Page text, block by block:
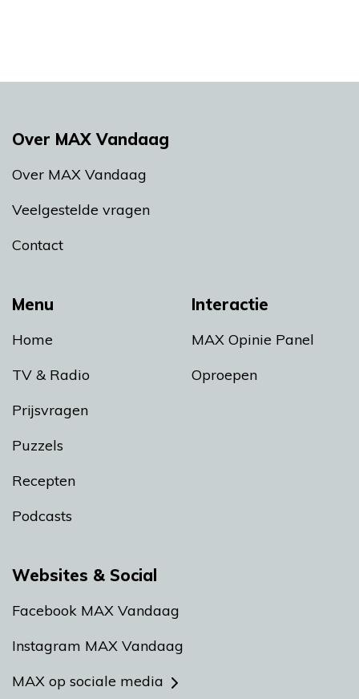
Menu
Home
TV & Radio
Prijsvragen
Puzzels
Recepten
Podcasts
Interactie
MAX Opinie Panel
Oproepen
Over MAX Vandaag
Over MAX Vandaag
Veelgestelde vragen
Contact
Websites & Social
Facebook MAX Vandaag
Instagram MAX Vandaag
MAX op sociale media